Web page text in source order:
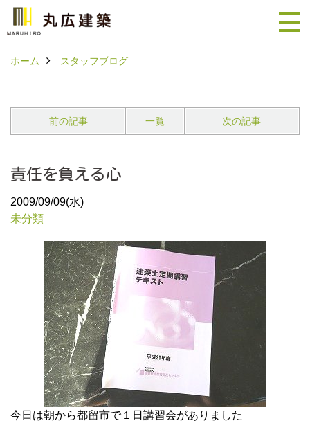
ホーム スタッフブログ
前の記事 一覧 次の記事
責任を負える心
2009/09/09(水)
未分類
今日は朝から都留市で１日講習会がありました